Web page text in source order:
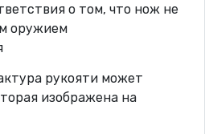
о том, что нож не
оружием
рукояти может
изображена на